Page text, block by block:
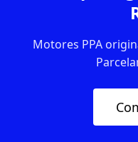
Motores PPA